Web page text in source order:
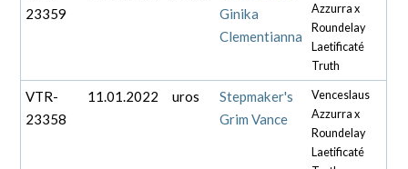
23359
Ginika
Clementianna
Azzurra x
Roundelay
Laetificaté
Truth
VTR-
23358
11.01.2022 uros
Stepmaker's
Grim Vance
Venceslaus
Azzurra x
Roundelay
Laetificaté